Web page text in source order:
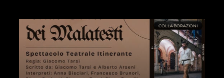
COLLABORAZIONI